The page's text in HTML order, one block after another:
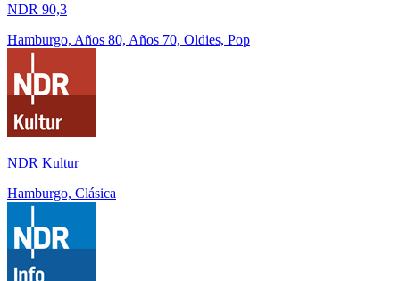
NDR 90,3
Hamburgo, Años 80, Años 70, Oldies, Pop
NDR Kultur
Hamburgo, Clásica